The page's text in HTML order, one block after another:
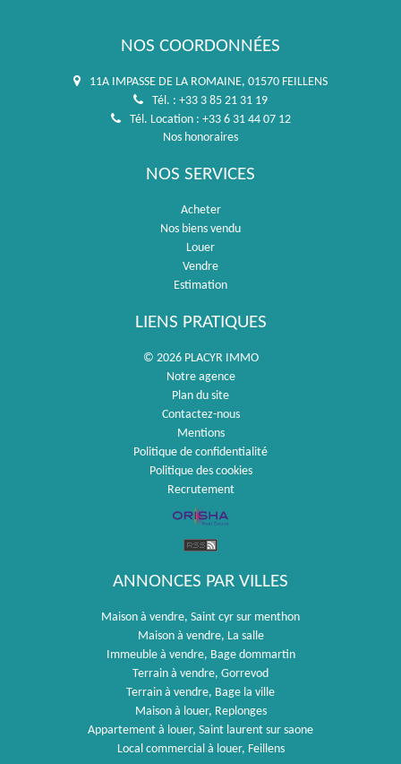
NOS COORDONNÉES
11A IMPASSE DE LA ROMAINE, 01570 FEILLENS
Tél. : +33 3 85 21 31 19
Tél. Location : +33 6 31 44 07 12
Nos honoraires
NOS SERVICES
Acheter
Nos biens vendu
Louer
Vendre
Estimation
LIENS PRATIQUES
© 2026 PLACYR IMMO
Notre agence
Plan du site
Contactez-nous
Mentions
Politique de confidentialité
Politique des cookies
Recrutement
ANNONCES PAR VILLES
Maison à vendre, Saint cyr sur menthon
Maison à vendre, La salle
Immeuble à vendre, Bage dommartin
Terrain à vendre, Gorrevod
Terrain à vendre, Bage la ville
Maison à louer, Replonges
Appartement à louer, Saint laurent sur saone
Local commercial à louer, Feillens